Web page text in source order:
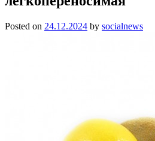
Posted on 24.12.2024 by socialnews